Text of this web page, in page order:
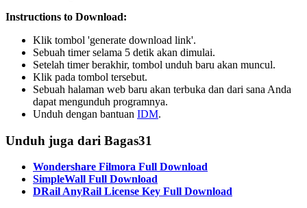
Instructions to Download:
Klik tombol 'generate download link'.
Sebuah timer selama 5 detik akan dimulai.
Setelah timer berakhir, tombol unduh baru akan muncul.
Klik pada tombol tersebut.
Sebuah halaman web baru akan terbuka dan dari sana Anda
dapat mengunduh programnya.
Unduh dengan bantuan IDM.
Unduh juga dari Bagas31
Wondershare Filmora Full Download
SimpleWall Full Download
DRail AnyRail License Key Full Download